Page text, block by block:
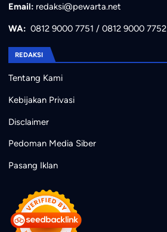
Email: redaksi@pewarta.net
WA: 0812 9000 7751 / 0812 9000 7752
REDAKSI
Tentang Kami
Kebijakan Privasi
Disclaimer
Pedoman Media Siber
Pasang Iklan